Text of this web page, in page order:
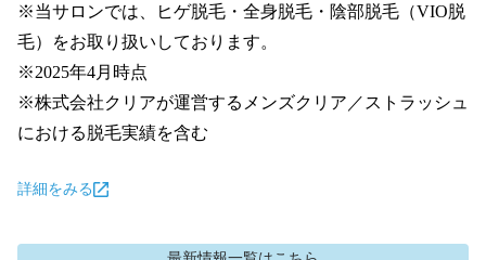
※当サロンでは、ヒゲ脱毛・全身脱毛・陰部脱毛（VIO脱
毛）をお取り扱いしております。
※2025年4月時点
※株式会社クリアが運営するメンズクリア／ストラッシュ
における脱毛実績を含む
詳細をみる